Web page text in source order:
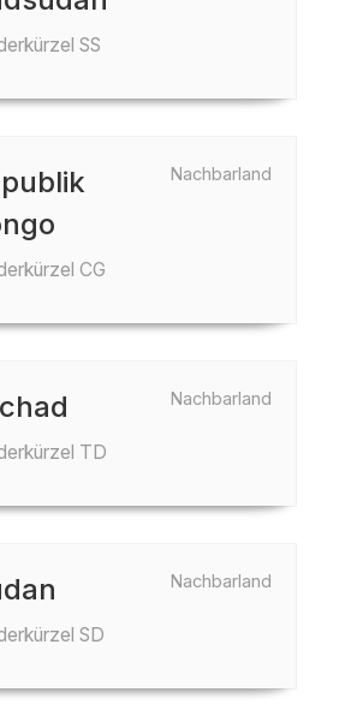
SS
Nachbarland
CG
Nachbarland
TD
Nachbarland
SD